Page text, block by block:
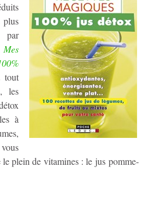
Mes
tout
les
à
le plein de vitamines : le jus pomme-